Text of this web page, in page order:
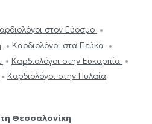
στον Εύοσμο
Καρδιολόγοι στα Πεύκα
Καρδιολόγοι στην Ευκαρπία
Καρδιολόγοι στην Πυλαία
Θεσσαλονίκη